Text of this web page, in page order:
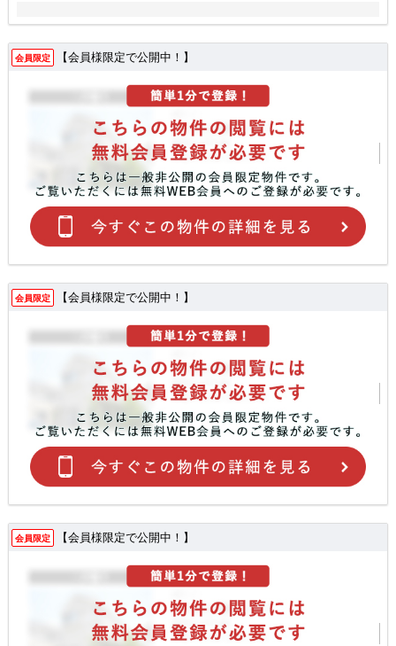
会員限定 【会員様限定で公開中！】
会員限定 【会員様限定で公開中！】
会員限定 【会員様限定で公開中！】